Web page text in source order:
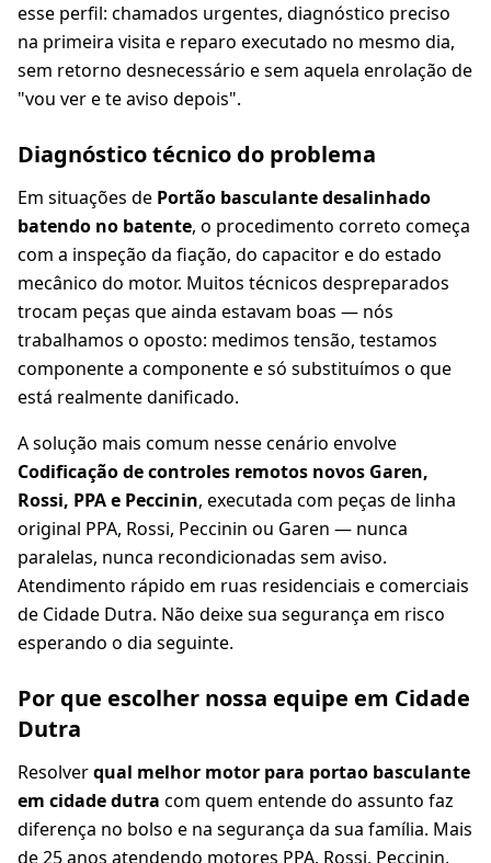
esse perfil: chamados urgentes, diagnóstico preciso
na primeira visita e reparo executado no mesmo dia,
sem retorno desnecessário e sem aquela enrolação de
"vou ver e te aviso depois".
Diagnóstico técnico do problema
Em situações de Portão basculante desalinhado
batendo no batente, o procedimento correto começa
com a inspeção da fiação, do capacitor e do estado
mecânico do motor. Muitos técnicos despreparados
trocam peças que ainda estavam boas — nós
trabalhamos o oposto: medimos tensão, testamos
componente a componente e só substituímos o que
está realmente danificado.
A solução mais comum nesse cenário envolve
Codificação de controles remotos novos Garen,
Rossi, PPA e Peccinin, executada com peças de linha
original PPA, Rossi, Peccinin ou Garen — nunca
paralelas, nunca recondicionadas sem aviso.
Atendimento rápido em ruas residenciais e comerciais
de Cidade Dutra. Não deixe sua segurança em risco
esperando o dia seguinte.
Por que escolher nossa equipe em Cidade
Dutra
Resolverqual melhor motor para portao basculante
em cidade dutra com quem entende do assunto faz
diferença no bolso e na segurança da sua família. Mais
de 25 anos atendendo motores PPA, Rossi, Peccinin,